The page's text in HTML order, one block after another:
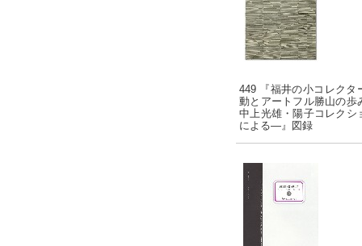
449 『福井の小コレクタ
動とアートフル勝山の
中上光雄・陽子コレクシ
による―』図録